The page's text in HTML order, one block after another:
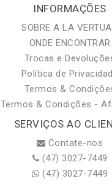
INFORMAÇÕES
SOBRE A LA
ONDE ENCONTRAR
Trocas e
Política de
Termos &
Termos & Condições -
SERVIÇOS AO
Contate-nos
(47) 3027-7449
(47) 3027-7449